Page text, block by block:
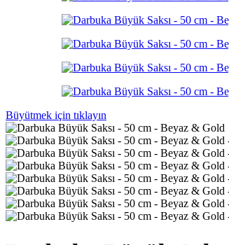
Büyütmek için tıklayın